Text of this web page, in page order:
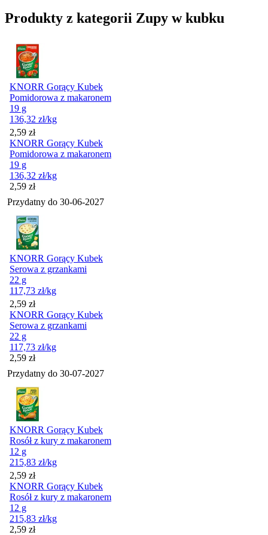
Produkty z kategorii Zupy w kubku
KNORR Gorący Kubek
Pomidorowa z makaronem
19 g
136,32 zł/kg
Cena
2,59 zł
KNORR Gorący Kubek
Pomidorowa z makaronem
19 g
136,32 zł/kg
Cena
2,59 zł
Przydatny do 30-06-2027
KNORR Gorący Kubek
Serowa z grzankami
22 g
117,73 zł/kg
Cena
2,59 zł
KNORR Gorący Kubek
Serowa z grzankami
22 g
117,73 zł/kg
Cena
2,59 zł
Przydatny do 30-07-2027
KNORR Gorący Kubek
Rosół z kury z makaronem
12 g
215,83 zł/kg
Cena
2,59 zł
KNORR Gorący Kubek
Rosół z kury z makaronem
12 g
215,83 zł/kg
Cena
2,59 zł